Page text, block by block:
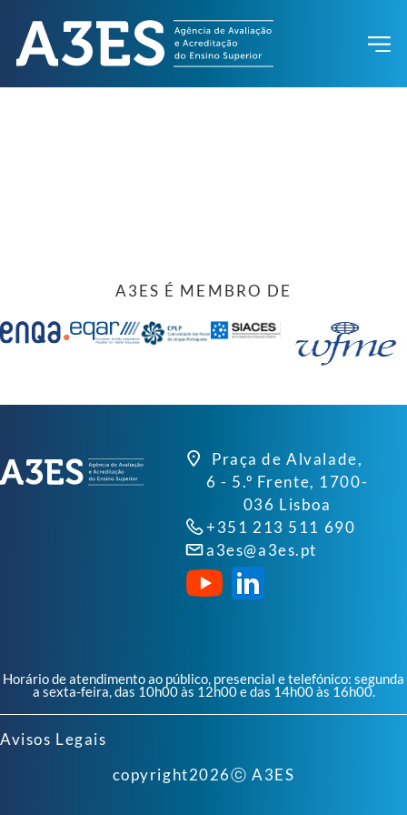
A3ES É MEMBRO DE
Praça de Alvalade,
6 - 5.º Frente, 1700-
036 Lisboa
+351 213 511 690
a3es@a3es.pt
Horário de atendimento ao público, presencial e telefónico: segunda
a sexta-feira, das 10h00 às 12h00 e das 14h00 às 16h00.
Avisos Legais
copyright2026ⓒ A3ES